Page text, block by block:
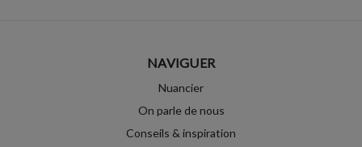
NAVIGUER
Nuancier
On parle de nous
Conseils & inspiration